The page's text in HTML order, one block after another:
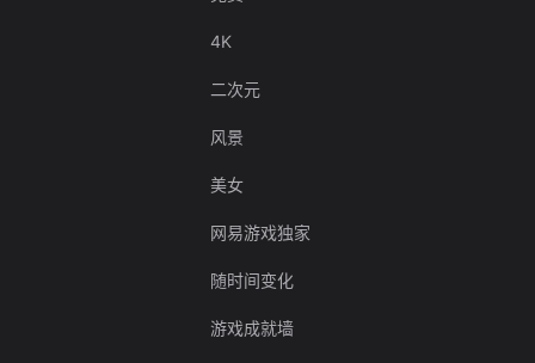
4K
二次元
风景
美女
网易游戏独家
随时间变化
游戏成就墙